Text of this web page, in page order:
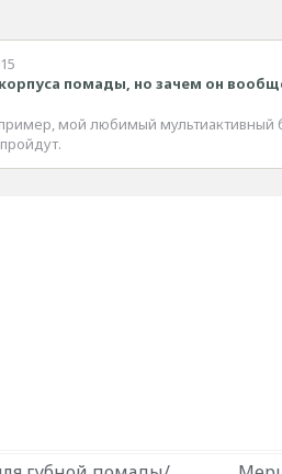
помады, но зачем он
мой любимый мультиактивный